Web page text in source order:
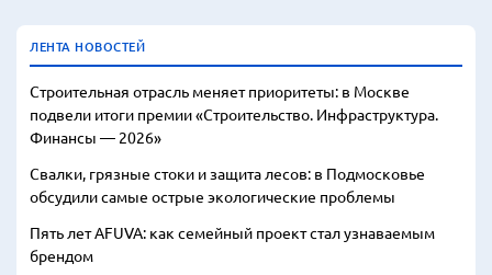
ЛЕНТА НОВОСТЕЙ
Строительная отрасль меняет приоритеты: в Москве
подвели итоги премии «Строительство. Инфраструктура.
Финансы — 2026»
Свалки, грязные стоки и защита лесов: в Подмосковье
обсудили самые острые экологические проблемы
Пять лет AFUVA: как семейный проект стал узнаваемым
брендом